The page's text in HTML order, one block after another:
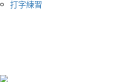
打字練習